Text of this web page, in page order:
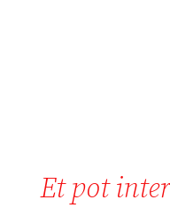
Et pot